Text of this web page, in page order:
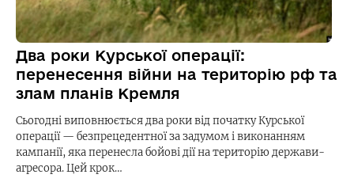
Два роки Курської операції:
перенесення війни на територію рф та
злам планів Кремля
Сьогодні виповнюється два роки від початку Курської
операції — безпрецедентної за задумом і виконанням
кампанії, яка перенесла бойові дії на територію держави-
агресора. Цей крок…